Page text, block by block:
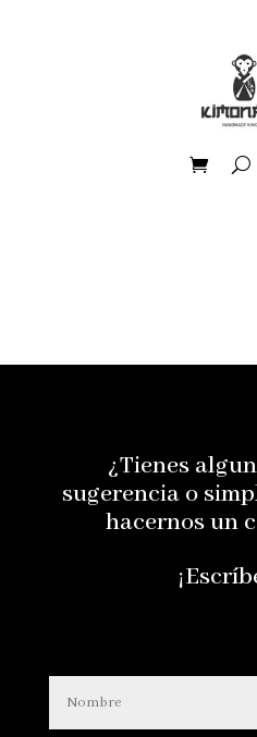
¿Tienes
sugerencia o
hacernos un